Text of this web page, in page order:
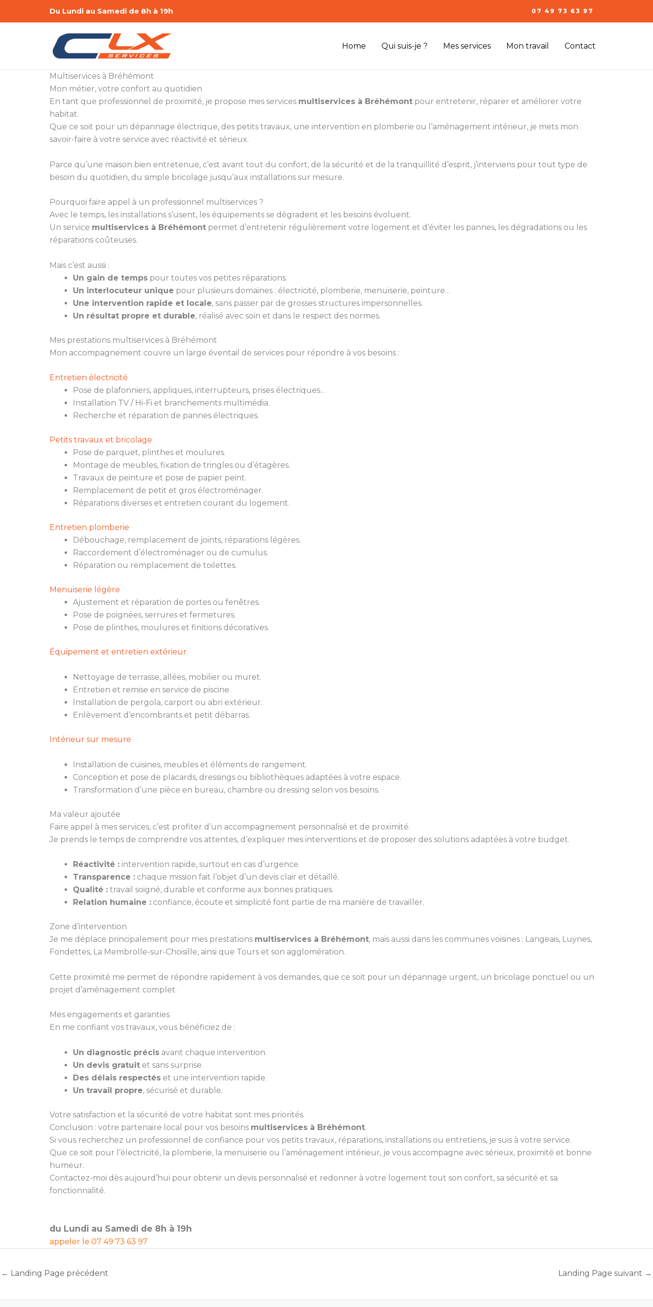
Du Lundi au Samedi de 8h à 19h 07 49 73 63 97
Home Qui suis-je ? Mes services Mon travail Contact
Multiservices à Bréhémont
Mon métier, votre confort au quotidien
En tant que professionnel de proximité, je propose mes services multiservices à Bréhémont pour entretenir, réparer et améliorer votre
habitat.
Que ce soit pour un dépannage électrique, des petits travaux, une intervention en plomberie ou l’aménagement intérieur, je mets mon
savoir-faire à votre service avec réactivité et sérieux.
Parce qu’une maison bien entretenue, c’est avant tout du confort, de la sécurité et de la tranquillité d’esprit, j’interviens pour tout type de
besoin du quotidien, du simple bricolage jusqu’aux installations sur mesure.
Pourquoi faire appel à un professionnel multiservices ?
Avec le temps, les installations s’usent, les équipements se dégradent et les besoins évoluent.
Un service multiservices à Bréhémont permet d’entretenir régulièrement votre logement et d’éviter les pannes, les dégradations ou les
réparations coûteuses.
Mais c’est aussi :
Un gain de temps pour toutes vos petites réparations.
Un interlocuteur unique pour plusieurs domaines : électricité, plomberie, menuiserie, peinture…
Une intervention rapide et locale, sans passer par de grosses structures impersonnelles.
Un résultat propre et durable, réalisé avec soin et dans le respect des normes.
Mes prestations multiservices à Bréhémont
Mon accompagnement couvre un large éventail de services pour répondre à vos besoins :
Entretien électricité
Pose de plafonniers, appliques, interrupteurs, prises électriques…
Installation TV / Hi-Fi et branchements multimédia.
Recherche et réparation de pannes électriques.
Petits travaux et bricolage
Pose de parquet, plinthes et moulures.
Montage de meubles, fixation de tringles ou d’étagères.
Travaux de peinture et pose de papier peint.
Remplacement de petit et gros électroménager.
Réparations diverses et entretien courant du logement.
Entretien plomberie
Débouchage, remplacement de joints, réparations légères.
Raccordement d’électroménager ou de cumulus.
Réparation ou remplacement de toilettes.
Menuiserie légère
Ajustement et réparation de portes ou fenêtres.
Pose de poignées, serrures et fermetures.
Pose de plinthes, moulures et finitions décoratives.
Équipement et entretien extérieur
Nettoyage de terrasse, allées, mobilier ou muret.
Entretien et remise en service de piscine.
Installation de pergola, carport ou abri extérieur.
Enlèvement d’encombrants et petit débarras.
Intérieur sur mesure
Installation de cuisines, meubles et éléments de rangement.
Conception et pose de placards, dressings ou bibliothèques adaptées à votre espace.
Transformation d’une pièce en bureau, chambre ou dressing selon vos besoins.
Ma valeur ajoutée
Faire appel à mes services, c’est profiter d’un accompagnement personnalisé et de proximité.
Je prends le temps de comprendre vos attentes, d’expliquer mes interventions et de proposer des solutions adaptées à votre budget.
Réactivité : intervention rapide, surtout en cas d’urgence.
Transparence : chaque mission fait l’objet d’un devis clair et détaillé.
Qualité : travail soigné, durable et conforme aux bonnes pratiques.
Relation humaine : confiance, écoute et simplicité font partie de ma manière de travailler.
Zone d’intervention
Je me déplace principalement pour mes prestations multiservices à Bréhémont, mais aussi dans les communes voisines : Langeais, Luynes,
Fondettes, La Membrolle-sur-Choisille, ainsi que Tours et son agglomération.
Cette proximité me permet de répondre rapidement à vos demandes, que ce soit pour un dépannage urgent, un bricolage ponctuel ou un
projet d’aménagement complet.
Mes engagements et garanties
En me confiant vos travaux, vous bénéficiez de :
Un diagnostic précis avant chaque intervention.
Un devis gratuit et sans surprise.
Des délais respectés et une intervention rapide.
Un travail propre, sécurisé et durable.
Votre satisfaction et la sécurité de votre habitat sont mes priorités.
Conclusion : votre partenaire local pour vos besoins multiservices à Bréhémont.
Si vous recherchez un professionnel de confiance pour vos petits travaux, réparations, installations ou entretiens, je suis à votre service.
Que ce soit pour l’électricité, la plomberie, la menuiserie ou l’aménagement intérieur, je vous accompagne avec sérieux, proximité et bonne
humeur.
Contactez-moi dès aujourd’hui pour obtenir un devis personnalisé et redonner à votre logement tout son confort, sa sécurité et sa
fonctionnalité.
du Lundi au Samedi de 8h à 19h
appeler le 07 49 73 63 97
← Landing Page précédent Landing Page suivant →